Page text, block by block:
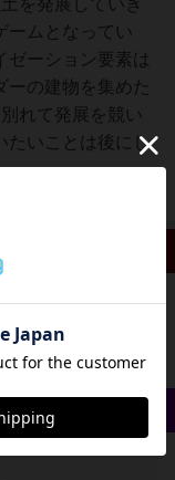
を発展していき
ームとなってい
ゼーション要素は
の建物を集めた
れて発展を競い
たいことは後にし